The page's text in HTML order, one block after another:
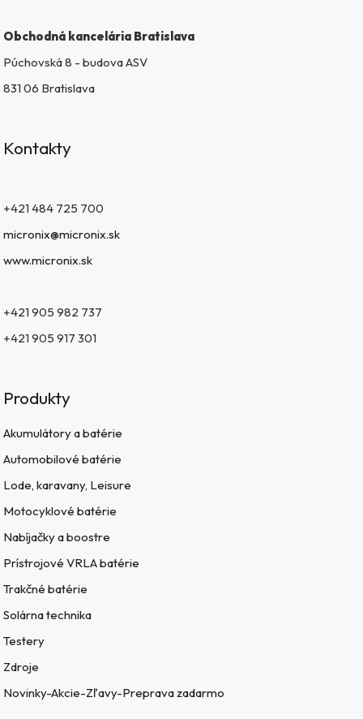
Obchodná kancelária Bratislava
Púchovská 8 - budova ASV
831 06 Bratislava
Kontakty
+421 484 725 700
micronix@micronix.sk
www.micronix.sk
+421 905 982 737
+421 905 917 301
Produkty
Akumulátory a batérie
Automobilové batérie
Lode, karavany, Leisure
Motocyklové batérie
Nabíjačky a boostre
Prístrojové VRLA batérie
Trakčné batérie
Solárna technika
Testery
Zdroje
Novinky-Akcie-Zľavy-Preprava zadarmo